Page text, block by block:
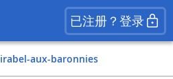
已注册？登录
mirabel-aux-baronnies